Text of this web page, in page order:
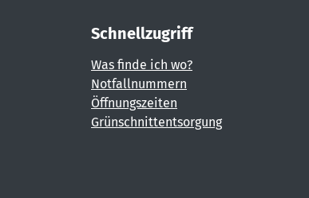
Schnellzugriff
Was finde ich wo?
Notfallnummern
Öffnungszeiten
Grünschnittentsorgung